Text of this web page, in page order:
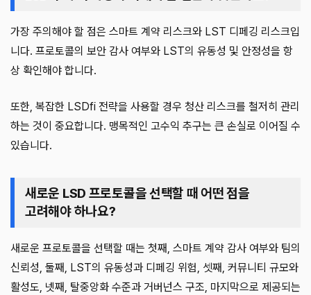
가장 주의해야 할 점은 스마트 계약 리스크와 LST 디페깅 리스크입
니다. 프로토콜의 보안 감사 여부와 LST의 유동성 및 안정성을 항
상 확인해야 합니다.
또한, 복잡한 LSDfi 전략을 사용할 경우 청산 리스크를 철저히 관리
하는 것이 중요합니다. 맹목적인 고수익 추구는 큰 손실로 이어질 수
있습니다.
새로운 LSD 프로토콜을 선택할 때 어떤 점을
고려해야 하나요?
새로운 프로토콜을 선택할 때는 첫째, 스마트 계약 감사 여부와 팀의
신뢰성, 둘째, LST의 유동성과 디페깅 위험, 셋째, 커뮤니티 규모와
활성도, 넷째, 탈중앙화 수준과 거버넌스 구조, 마지막으로 제공되는